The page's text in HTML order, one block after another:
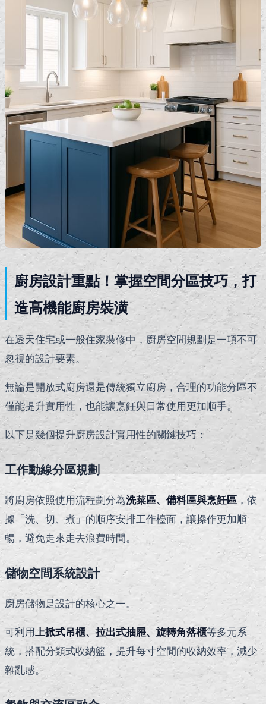
廚房設計重點！掌握空間分區技巧，打
造高機能廚房裝潢
在透天住宅或一般住家裝修中，廚房空間規劃是一項不可
忽視的設計要素。
無論是開放式廚房還是傳統獨立廚房，合理的功能分區不
僅能提升實用性，也能讓烹飪與日常使用更加順手。
以下是幾個提升廚房設計實用性的關鍵技巧：
工作動線分區規劃
將廚房依照使用流程劃分為洗菜區、備料區與烹飪區 ，依
據「洗、切、煮」的順序安排工作檯面，讓操作更加順
暢，避免走來走去浪費時間。
儲物空間系統設計
廚房儲物是設計的核心之一。
可利用上掀式吊櫃、拉出式抽屜、旋轉角落櫃等多元系
統，搭配分類式收納籃，提升每寸空間的收納效率，減少
雜亂感。